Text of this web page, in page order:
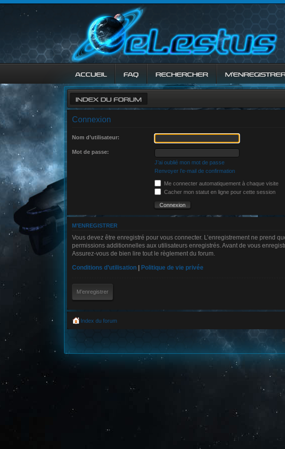
ACCUEIL FAQ RECHERCHER
INDEX DU FORUM
Connexion
Nom d’utilisateur:
Mot de passe:
J’ai oublié mon mot de passe
Renvoyer l’e-mail de confirmation
Me connecter automatiquement à chaque visite
Cacher mon statut en ligne pour cette session
M’ENREGISTRER
Vous devez être enregistré pour vous connecter. L’enregistrement ne prend
permissions additionnelles aux utilisateurs enregistrés. Avant de vous
Assurez-vous de bien lire tout le règlement du forum.
Conditions d’utilisation | Politique de vie privée
M’enregistrer
Index du forum